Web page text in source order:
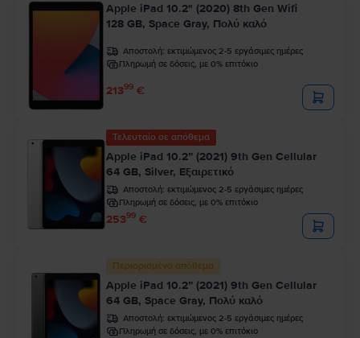
Apple iPad 10.2" (2020) 8th Gen Wifi
128 GB, Space Gray, Πολύ καλό
Αποστολή: εκτιμώμενος 2-5 εργάσιμες ημέρες
Πληρωμή σε δόσεις, με 0% επιτόκιο
21399 €
Τελευταίο σε απόθεμα
Apple iPad 10.2” (2021) 9th Gen Cellular
64 GB, Silver, Εξαιρετικό
Αποστολή: εκτιμώμενος 2-5 εργάσιμες ημέρες
Πληρωμή σε δόσεις, με 0% επιτόκιο
25399 €
Περιορισμένο απόθεμα
Apple iPad 10.2” (2021) 9th Gen Cellular
64 GB, Space Gray, Πολύ καλό
Αποστολή: εκτιμώμενος 2-5 εργάσιμες ημέρες
Πληρωμή σε δόσεις, με 0% επιτόκιο